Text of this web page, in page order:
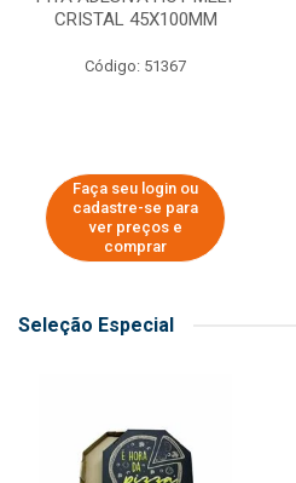
CRISTAL 45X100MM
Código: 51367
Faça seu login ou
cadastre-se para
ver preços e
comprar
Seleção Especial